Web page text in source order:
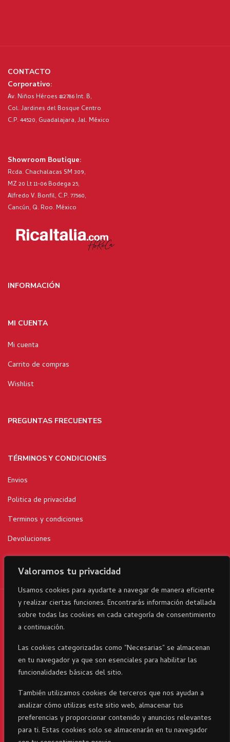
Valoramos tu privacidad
Usamos cookies para ayudarte a navegar de manera eficiente
y realizar ciertas funciones. Encontrarás información detallada
sobre todas las cookies en cada categoría de consentimiento
a continuación.
Las cookies categorizadas como "Necesarias" se almacenan
en tu navegador ya que son esenciales para habilitar las
funcionalidades básicas del sitio.
También utilizamos cookies de terceros que nos ayudan a
analizar cómo utilizas este sitio web, almacenar tus
preferencias y proporcionar contenido y anuncios relevantes
para ti. Estas cookies solo se almacenarán en tu navegador
CONTACTO
Corporativo:
Av. Niños Héroes #2786 Int. B,
Col. Jardines del Bosque Centro
C.P. 44520, Guadalajara, Jal. México
Showroom Boutique:
Rcda. Chachalacas SM 309,
MZ 20 Lt 11-06 Bodega 25,
Alfredo V. Bonfil, C.P. 77560,
Cancún, Q. Roo. México
INFORMACIÓN
MI CUENTA
Mi cuenta
Carrito de compras
Wishlist
PREGUNTAS FRECUENTES
TÉRMINOS Y CONDICIONES
Envios
Politica de privacidad
Terminos y condiciones
Devoluciones
RicaItalia es una marca registrada© 2024 parte del Grupo
Corporativo23 . Todos los derechos reservados